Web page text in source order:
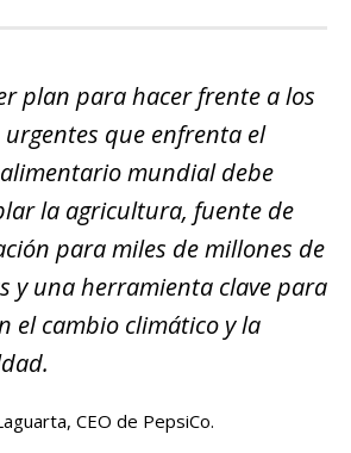
plan para hacer frente a los
urgentes que enfrenta el
mundial debe
la agricultura, fuente de
para miles de millones de
y una herramienta clave para
el cambio climático y la
CEO de PepsiCo.